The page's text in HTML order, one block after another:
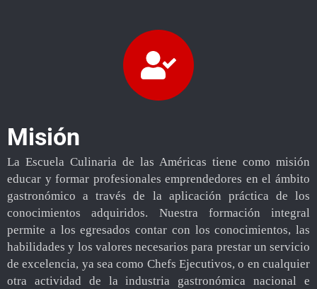
Misión
La Escuela Culinaria de las Américas tiene como misión
educar y formar profesionales emprendedores en el ámbito
gastronómico a través de la aplicación práctica de los
conocimientos adquiridos. Nuestra formación integral
permite a los egresados contar con los conocimientos, las
habilidades y los valores necesarios para prestar un servicio
de excelencia, ya sea como Chefs Ejecutivos, o en cualquier
otra actividad de la industria gastronómica nacional e